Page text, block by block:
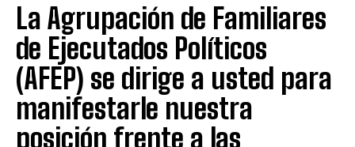
La Agrupación de Familiares
de Ejecutados Políticos
(AFEP) se dirige a usted para
manifestarle nuestra
posición frente a las